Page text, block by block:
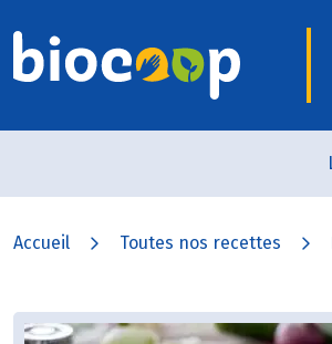
Accueil Toutes nos recettes